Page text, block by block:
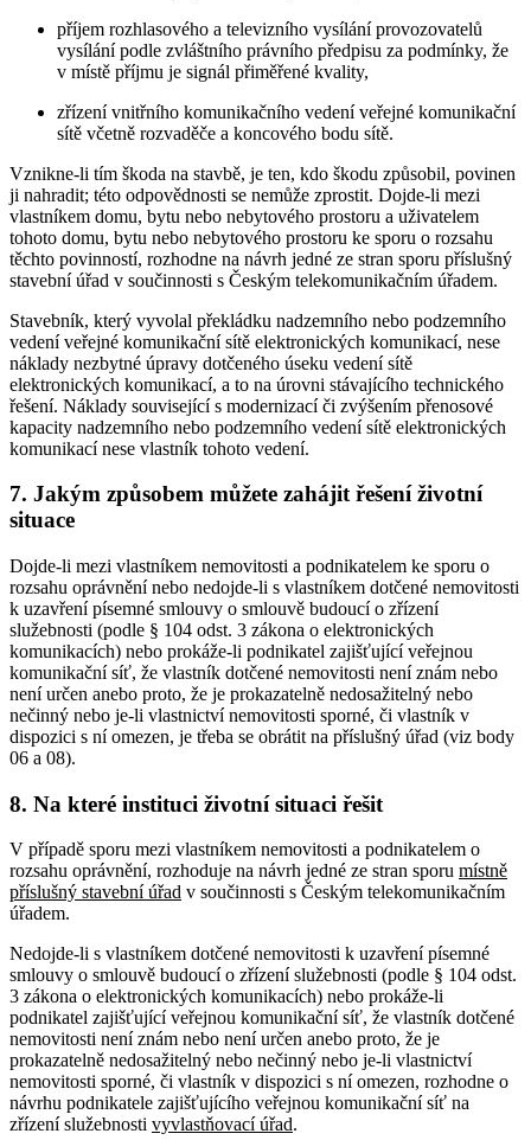
příjem rozhlasového a televizního vysílání provozovatelů
vysílání podle zvláštního právního předpisu za podmínky, že
v místě příjmu je signál přiměřené kvality,
zřízení vnitřního komunikačního vedení veřejné komunikační
sítě včetně rozvaděče a koncového bodu sítě.
Vznikne-li tím škoda na stavbě, je ten, kdo škodu způsobil, povinen
ji nahradit; této odpovědnosti se nemůže zprostit. Dojde-li mezi
vlastníkem domu, bytu nebo nebytového prostoru a uživatelem
tohoto domu, bytu nebo nebytového prostoru ke sporu o rozsahu
těchto povinností, rozhodne na návrh jedné ze stran sporu příslušný
stavební úřad v součinnosti s Českým telekomunikačním úřadem.
Stavebník, který vyvolal překládku nadzemního nebo podzemního
vedení veřejné komunikační sítě elektronických komunikací, nese
náklady nezbytné úpravy dotčeného úseku vedení sítě
elektronických komunikací, a to na úrovni stávajícího technického
řešení. Náklady související s modernizací či zvýšením přenosové
kapacity nadzemního nebo podzemního vedení sítě elektronických
komunikací nese vlastník tohoto vedení.
7. Jakým způsobem můžete zahájit řešení životní
situace
Dojde-li mezi vlastníkem nemovitosti a podnikatelem ke sporu o
rozsahu oprávnění nebo nedojde-li s vlastníkem dotčené nemovitosti
k uzavření písemné smlouvy o smlouvě budoucí o zřízení
služebnosti (podle § 104 odst. 3 zákona o elektronických
komunikacích) nebo prokáže-li podnikatel zajišťující veřejnou
komunikační síť, že vlastník dotčené nemovitosti není znám nebo
není určen anebo proto, že je prokazatelně nedosažitelný nebo
nečinný nebo je-li vlastnictví nemovitosti sporné, či vlastník v
dispozici s ní omezen, je třeba se obrátit na příslušný úřad (viz body
06 a 08).
8. Na které instituci životní situaci řešit
V případě sporu mezi vlastníkem nemovitosti a podnikatelem o
rozsahu oprávnění, rozhoduje na návrh jedné ze stran sporu místně
příslušný stavební úřad v součinnosti s Českým telekomunikačním
úřadem.
Nedojde-li s vlastníkem dotčené nemovitosti k uzavření písemné
smlouvy o smlouvě budoucí o zřízení služebnosti (podle § 104 odst.
3 zákona o elektronických komunikacích) nebo prokáže-li
podnikatel zajišťující veřejnou komunikační síť, že vlastník dotčené
nemovitosti není znám nebo není určen anebo proto, že je
prokazatelně nedosažitelný nebo nečinný nebo je-li vlastnictví
nemovitosti sporné, či vlastník v dispozici s ní omezen, rozhodne o
návrhu podnikatele zajišťujícího veřejnou komunikační síť na
zřízení služebnosti vyvlastňovací úřad.